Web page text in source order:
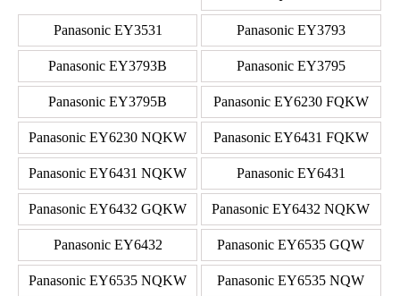
Panasonic EY3531 Panasonic EY3793
Panasonic EY3793B Panasonic EY3795
Panasonic EY3795B Panasonic EY6230 FQKW
Panasonic EY6230 NQKW Panasonic EY6431 FQKW
Panasonic EY6431 NQKW Panasonic EY6431
Panasonic EY6432 GQKW Panasonic EY6432 NQKW
Panasonic EY6432 Panasonic EY6535 GQW
Panasonic EY6535 NQKW Panasonic EY6535 NQW